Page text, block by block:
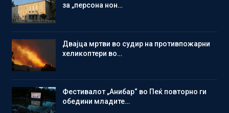
за „персона нон…
Двајца мртви во судир на противпожарни
хеликоптери во…
Фестивалот „Анибар“ во Пеќ повторно ги
обедини младите…